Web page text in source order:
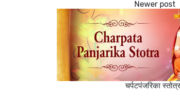
चर्पटपंजरिका